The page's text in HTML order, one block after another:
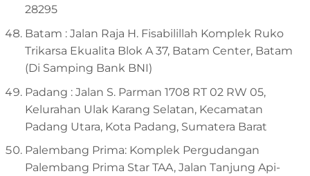
28295
Batam : Jalan Raja H. Fisabilillah Komplek Ruko
Trikarsa Ekualita Blok A 37, Batam Center, Batam
(Di Samping Bank BNI)
Padang : Jalan S. Parman 1708 RT 02 RW 05,
Kelurahan Ulak Karang Selatan, Kecamatan
Padang Utara, Kota Padang, Sumatera Barat
Palembang Prima: Komplek Pergudangan
Palembang Prima Star TAA, Jalan Tanjung Api-